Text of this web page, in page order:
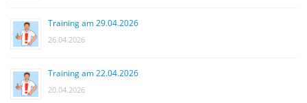
Training am 29.04.2026
26.04.2026
Training am 22.04.2026
20.04.2026